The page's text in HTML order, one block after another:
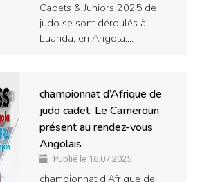
Cadets & Juniors 2025 de
judo se sont déroulés à
Luanda, en Angola,…
championnat d’Afrique de
judo cadet: Le Cameroun
présent au rendez-vous
Angolais
Publié le 16.07.2025
championnat d'Afrique de